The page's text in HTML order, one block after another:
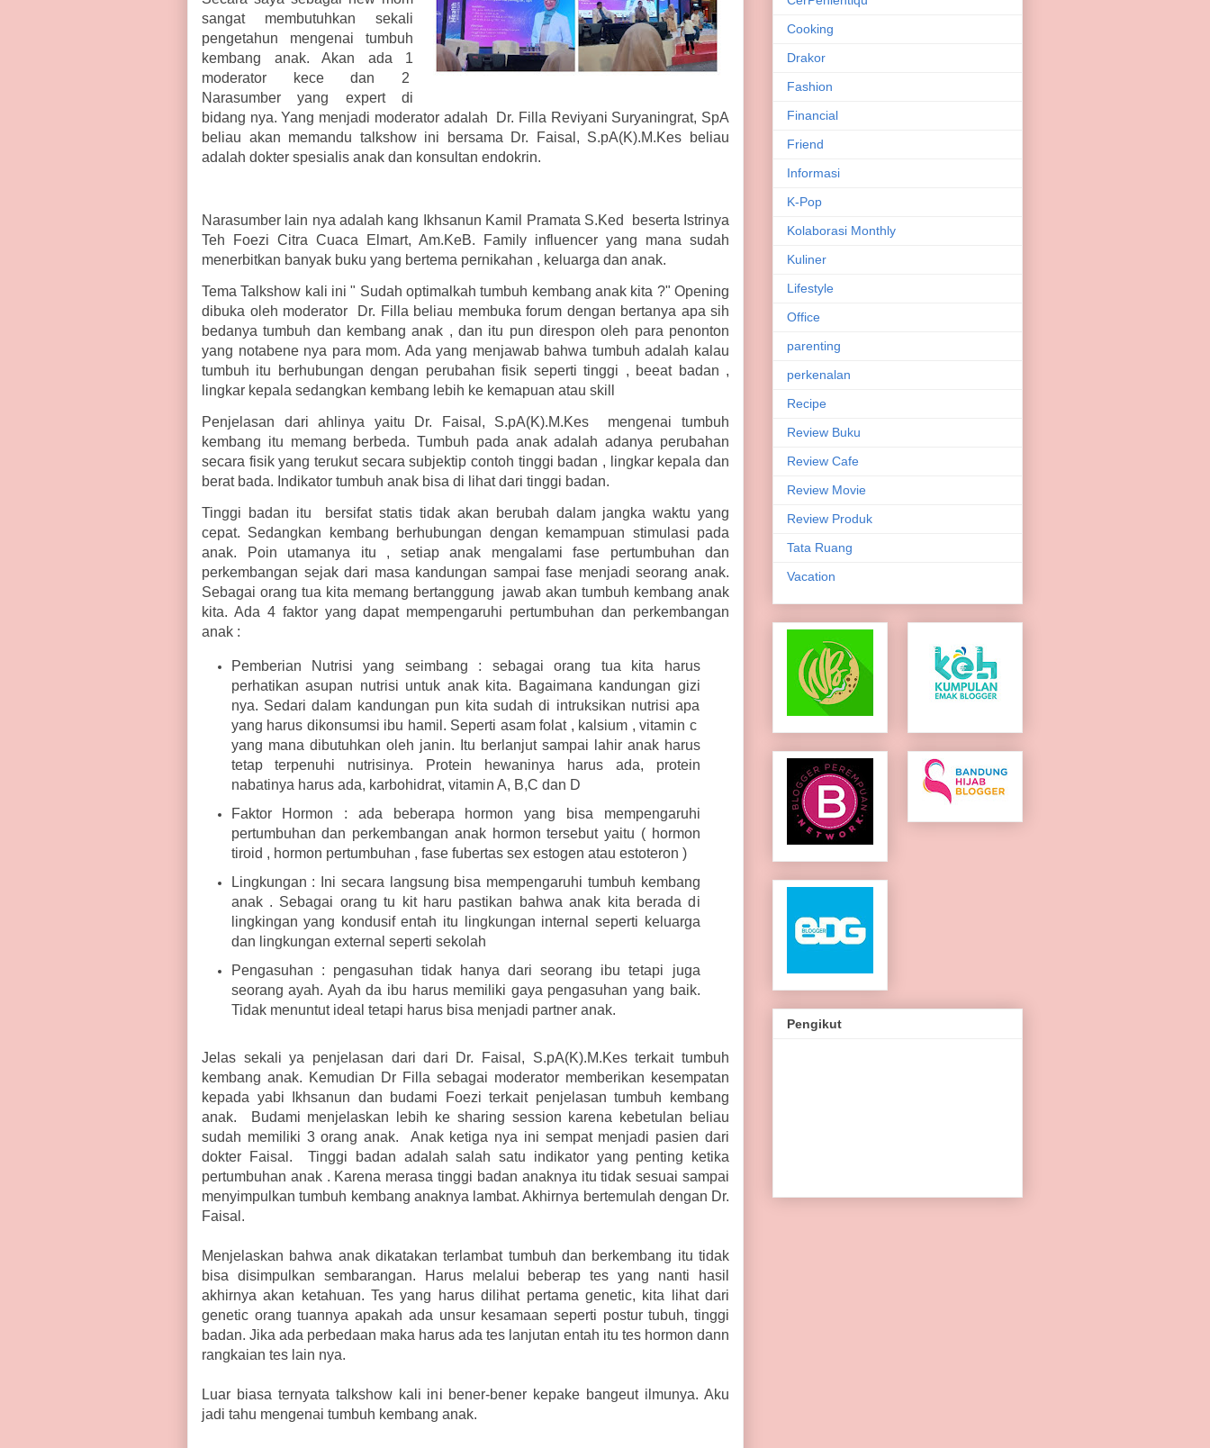
sangat membutuhkan sekali
pengetahun mengenai tumbuh
kembang anak. Akan ada 1
moderator kece dan 2
Narasumber yang expert di
bidang nya. Yang menjadi moderator adalah Dr. Filla Reviyani Suryaningrat, SpA
beliau akan memandu talkshow ini bersama Dr. Faisal, S.pA(K).M.Kes beliau
adalah dokter spesialis anak dan konsultan endokrin.
Narasumber lain nya adalah kang Ikhsanun Kamil Pramata S.Ked beserta Istrinya
Teh Foezi Citra Cuaca Elmart, Am.KeB. Family influencer yang mana sudah
menerbitkan banyak buku yang bertema pernikahan , keluarga dan anak.
Tema Talkshow kali ini " Sudah optimalkah tumbuh kembang anak kita ?" Opening
dibuka oleh moderator Dr. Filla beliau membuka forum dengan bertanya apa sih
bedanya tumbuh dan kembang anak , dan itu pun direspon oleh para penonton
yang notabene nya para mom. Ada yang menjawab bahwa tumbuh adalah kalau
tumbuh itu berhubungan dengan perubahan fisik seperti tinggi , beeat badan ,
lingkar kepala sedangkan kembang lebih ke kemapuan atau skill
Penjelasan dari ahlinya yaitu Dr. Faisal, S.pA(K).M.Kes mengenai tumbuh
kembang itu memang berbeda. Tumbuh pada anak adalah adanya perubahan
secara fisik yang terukut secara subjektip contoh tinggi badan , lingkar kepala dan
berat bada. Indikator tumbuh anak bisa di lihat dari tinggi badan.
Tinggi badan itu bersifat statis tidak akan berubah dalam jangka waktu yang
cepat. Sedangkan kembang berhubungan dengan kemampuan stimulasi pada
anak. Poin utamanya itu , setiap anak mengalami fase pertumbuhan dan
perkembangan sejak dari masa kandungan sampai fase menjadi seorang anak.
Sebagai orang tua kita memang bertanggung jawab akan tumbuh kembang anak
kita. Ada 4 faktor yang dapat mempengaruhi pertumbuhan dan perkembangan
anak :
Pemberian Nutrisi yang seimbang : sebagai orang tua kita harus
perhatikan asupan nutrisi untuk anak kita. Bagaimana kandungan gizi
nya. Sedari dalam kandungan pun kita sudah di intruksikan nutrisi apa
yang harus dikonsumsi ibu hamil. Seperti asam folat , kalsium , vitamin c
yang mana dibutuhkan oleh janin. Itu berlanjut sampai lahir anak harus
tetap terpenuhi nutrisinya. Protein hewaninya harus ada, protein
nabatinya harus ada, karbohidrat, vitamin A, B,C dan D
Faktor Hormon : ada beberapa hormon yang bisa mempengaruhi
pertumbuhan dan perkembangan anak hormon tersebut yaitu ( hormon
tiroid , hormon pertumbuhan , fase fubertas sex estogen atau estoteron )
Lingkungan : Ini secara langsung bisa mempengaruhi tumbuh kembang
anak . Sebagai orang tu kit haru pastikan bahwa anak kita berada di
lingkingan yang kondusif entah itu lingkungan internal seperti keluarga
dan lingkungan external seperti sekolah
Pengasuhan : pengasuhan tidak hanya dari seorang ibu tetapi juga
seorang ayah. Ayah da ibu harus memiliki gaya pengasuhan yang baik.
Tidak menuntut ideal tetapi harus bisa menjadi partner anak.
Jelas sekali ya penjelasan dari dari Dr. Faisal, S.pA(K).M.Kes terkait tumbuh
kembang anak. Kemudian Dr Filla sebagai moderator memberikan kesempatan
kepada yabi Ikhsanun dan budami Foezi terkait penjelasan tumbuh kembang
anak. Budami menjelaskan lebih ke sharing session karena kebetulan beliau
sudah memiliki 3 orang anak. Anak ketiga nya ini sempat menjadi pasien dari
dokter Faisal. Tinggi badan adalah salah satu indikator yang penting ketika
pertumbuhan anak . Karena merasa tinggi badan anaknya itu tidak sesuai sampai
menyimpulkan tumbuh kembang anaknya lambat. Akhirnya bertemulah dengan Dr.
Faisal.
Menjelaskan bahwa anak dikatakan terlambat tumbuh dan berkembang itu tidak
bisa disimpulkan sembarangan. Harus melalui beberap tes yang nanti hasil
akhirnya akan ketahuan. Tes yang harus dilihat pertama genetic, kita lihat dari
genetic orang tuannya apakah ada unsur kesamaan seperti postur tubuh, tinggi
badan. Jika ada perbedaan maka harus ada tes lanjutan entah itu tes hormon dann
rangkaian tes lain nya.
Luar biasa ternyata talkshow kali ini bener-bener kepake bangeut ilmunya. Aku
jadi tahu mengenai tumbuh kembang anak.
Cooking
Drakor
Fashion
Financial
Friend
Informasi
K-Pop
Kolaborasi Monthly
Kuliner
Lifestyle
Office
parenting
perkenalan
Recipe
Review Buku
Review Cafe
Review Movie
Review Produk
Tata Ruang
Vacation
Pengikut